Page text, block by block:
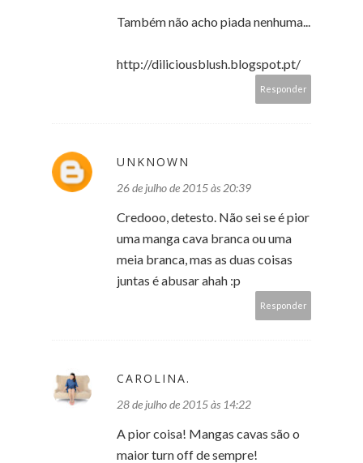
Também não acho piada nenhuma...
http://diliciousblush.blogspot.pt/
Responder
UNKNOWN
26 de julho de 2015 às 20:39
Credooo, detesto. Não sei se é pior
uma manga cava branca ou uma
meia branca, mas as duas coisas
juntas é abusar ahah :p
Responder
CAROLINA.
28 de julho de 2015 às 14:22
A pior coisa! Mangas cavas são o
maior turn off de sempre!